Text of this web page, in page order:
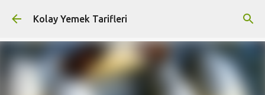
Ana içeriğe atla
Kolay Yemek Tarifleri